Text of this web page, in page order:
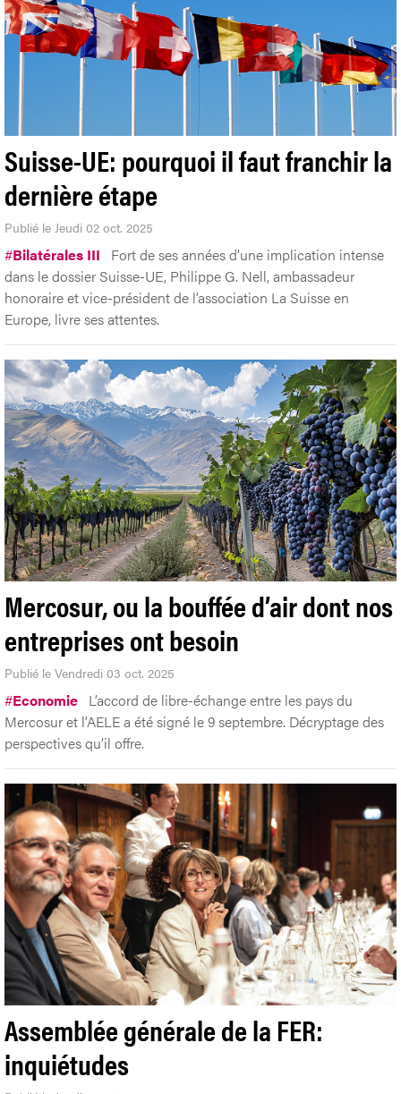
Suisse-UE: pourquoi il faut franchir la
dernière étape
Publié le Jeudi 02 oct. 2025
#Bilatérales III
Fort de ses années d’une implication intense
dans le dossier Suisse-UE, Philippe G. Nell, ambassadeur
honoraire et vice-président de l’association La Suisse en
Europe, livre ses attentes.
Mercosur, ou la bouffée d’air dont nos
entreprises ont besoin
Publié le Vendredi 03 oct. 2025
#Economie L’accord de libre-échange entre les pays du
Mercosur et l’AELE a été signé le 9 septembre. Décryptage des
perspectives qu’il offre.
Assemblée générale de la FER:
inquiétudes